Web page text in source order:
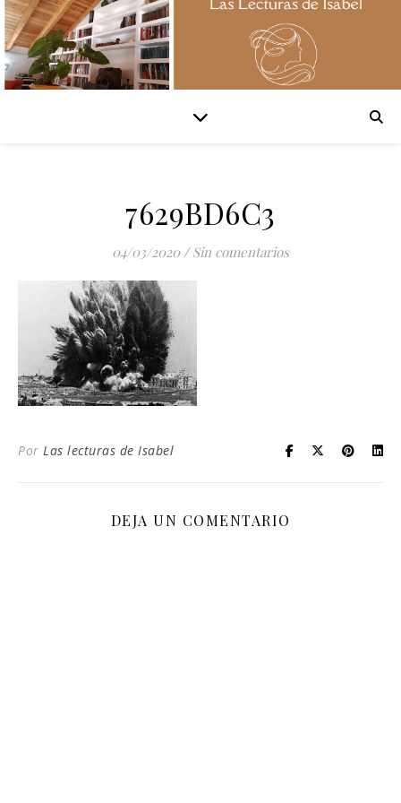
7629BD6C3
04/03/2020 / Sin comentarios
Por Las lecturas de Isabel
DEJA UN COMENTARIO